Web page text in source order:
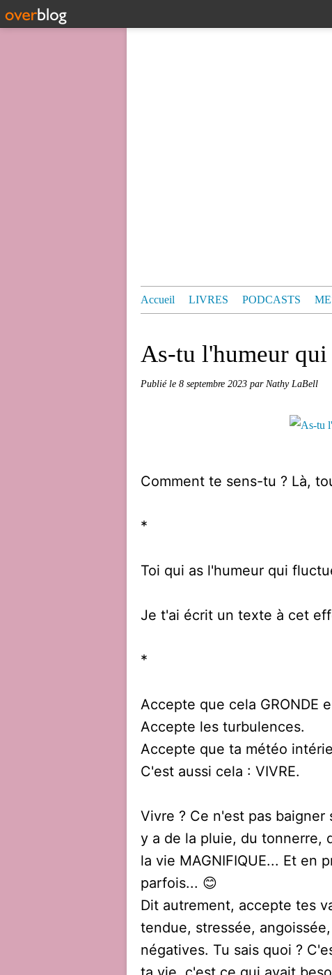
Accueil LIVRES PODCASTS
As-tu l'humeur
Publié le 8 septembre 2023 par Nathy LaBell
Comment te sens-tu ? Là,
*
Toi qui as l'humeur qui
Je t'ai écrit un texte à cet
*
Accepte que cela GRONDE
Accepte les turbulences.
Accepte que ta météo
C'est aussi cela : VIVRE.
Vivre ? Ce n'est pas
y a de la pluie, du tonnerre,
la vie MAGNIFIQUE... Et en
parfois... 😊
Dit autrement, accepte tes
tendue, stressée,
négatives. Tu sais quoi ?